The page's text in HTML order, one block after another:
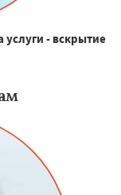
- вскрытие